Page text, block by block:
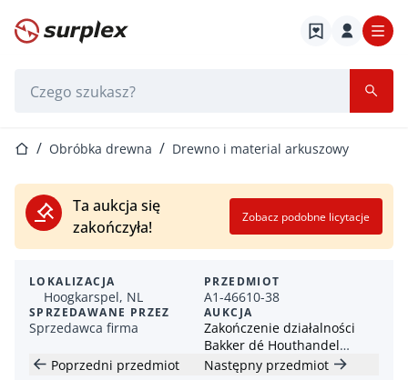
Strona główna
Strona główna
Obróbka drewna Drewno i material arkuszowy
Ta aukcja się
zakończyła!
Zobacz podobne licytacje
LOKALIZACJA
Hoogkarspel, NL
SPRZEDAWANE PRZEZ
Sprzedawca firma
PRZEDMIOT
A1-46610-38
AUKCJA
Zakończenie działalności
Bakker dé Houthandel
Hoogkarspel
Poprzedni przedmiot Następny przedmiot